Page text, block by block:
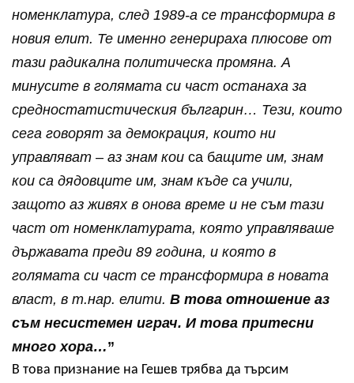
номенклатура, след 1989-а се трансформира в
новия елит. Те именно генерираха плюсове от
тази радикална политическа промяна. А
минусите в голямата си част останаха за
средностатистическия българин… Тези, които
сега говорят за демокрация, които ни
управляват – аз знам кои са бащите им, знам
кои са дядовците им, знам къде са учили,
защото аз живях в онова време и не съм тази
част от номенклатурата, която управляваше
държавата преди 89 година, и която в
голямата си част се трансформира в новата
власт, в т.нар. елити. В това отношение аз
съм несистемен играч. И това притесни
много хора…”
В това признание на Гешев трябва да търсим